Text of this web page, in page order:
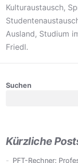
Kulturaustausch,
Ausland, Studium
Friedl.
Suchen
Kürzliche
PFT-Rechner: